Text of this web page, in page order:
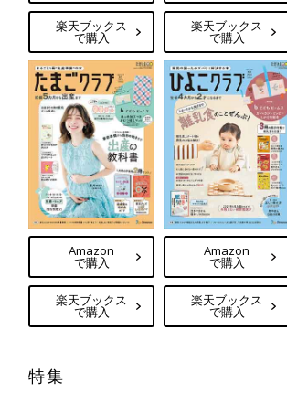
楽天ブックス
で購入
楽天ブックス
で購入
Amazon
で購入
楽天ブックス
で購入
Amazon
で購入
楽天ブックス
で購入
特集